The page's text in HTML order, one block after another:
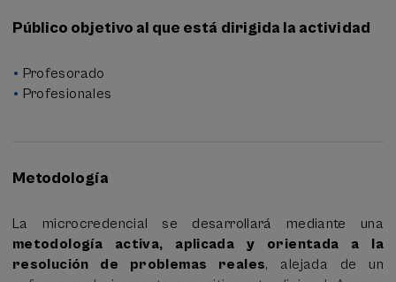
Público objetivo al que está dirigida la actividad
Profesorado
Profesionales
Metodología
La microcredencial se desarrollará mediante una
metodología activa, aplicada y orientada a la
resolución de problemas reales, alejada de un